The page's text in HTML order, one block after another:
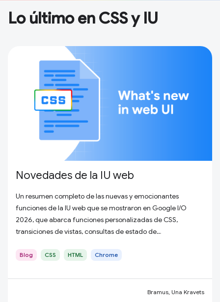
Lo último en CSS y IU
Novedades de la IU web
Un resumen completo de las nuevas y emocionantes
funciones de la IU web que se mostraron en Google I/O
2026, que abarca funciones personalizadas de CSS,
transiciones de vistas, consultas de estado de
Blog CSS HTML Chrome
Bramus, Una Kravets